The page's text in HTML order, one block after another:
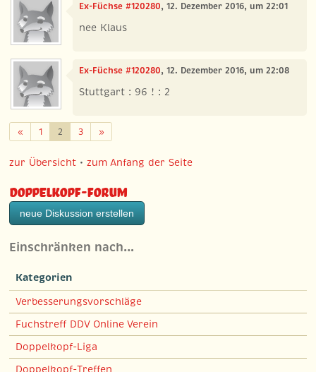
Ex-Füchse #120280, 12. Dezember 2016, um 22:01
nee Klaus
Ex-Füchse #120280, 12. Dezember 2016, um 22:08
Stuttgart : 96 ! : 2
«Zurück
1 2 3 »Weiter
zur Übersicht •zum Anfang der Seite
Doppelkopf-Forum
neue Diskussion erstellen
Einschränken nach…
Kategorien
Verbesserungsvorschläge
Fuchstreff DDV Online Verein
Doppelkopf-Liga
Doppelkopf-Treffen